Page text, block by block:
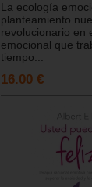
La ecología
planteamiento
revolucionario en
emocional que
tiempo...
16.00 €